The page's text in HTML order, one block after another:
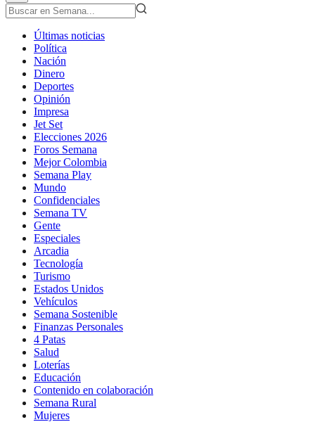
Últimas noticias
Política
Nación
Dinero
Deportes
Opinión
Impresa
Jet Set
Elecciones 2026
Foros Semana
Mejor Colombia
Semana Play
Mundo
Confidenciales
Semana TV
Gente
Especiales
Arcadia
Tecnología
Turismo
Estados Unidos
Vehículos
Semana Sostenible
Finanzas Personales
4 Patas
Salud
Loterías
Educación
Contenido en colaboración
Semana Rural
Mujeres